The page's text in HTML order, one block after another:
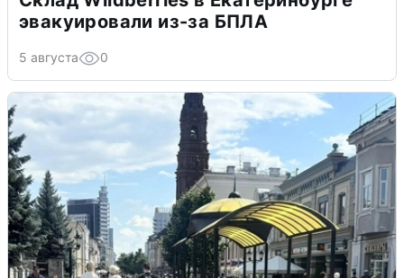
эвакуировали из-за БПЛА
5 августа 0